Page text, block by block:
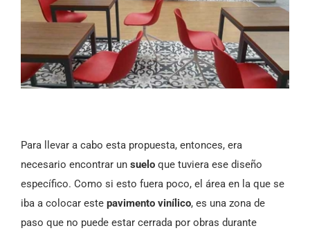
Para llevar a cabo esta propuesta, entonces, era
necesario encontrar un suelo que tuviera ese diseño
específico. Como si esto fuera poco, el área en la que se
iba a colocar este pavimento vinílico, es una zona de
paso que no puede estar cerrada por obras durante